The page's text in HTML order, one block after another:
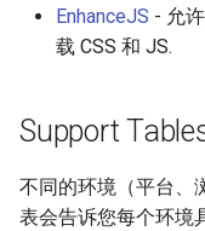
AutoIt
Frege
CMake
Tools for Activism
TAP
MQTT
EnhanceJS - 允
载 CSS 和 JS.
Support
不同的环境（平台、
表会告诉您每个环境